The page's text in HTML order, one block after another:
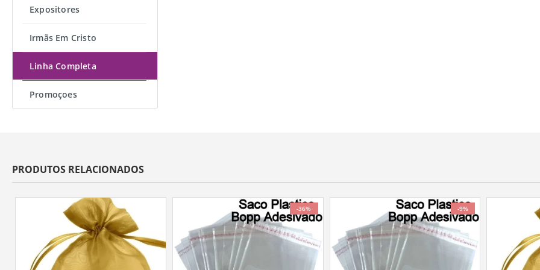
Expositores
Irmãs Em Cristo
Linha Completa
Promoçoes
PRODUTOS RELACIONADOS
-36% -9%